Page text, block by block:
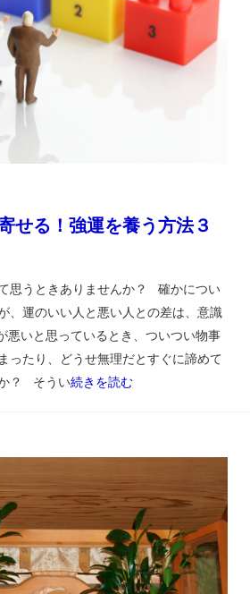
せる！強運を養う方法３
思うときありませんか？ 確かについ
、運のいい人と悪い人との差は、意識
いと思っているとき、ついつい物事
ったり、どうせ無理だとすぐに諦めて
？ そうい続きを読む